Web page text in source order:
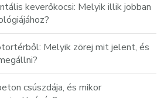
keverőkocsi: Melyik illik jobban
Melyik zörej mit jelent, és
csúszdája, és mikor